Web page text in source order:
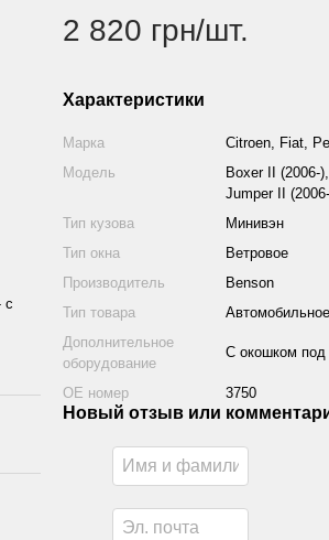
с
2 820 грн/шт.
Характеристики
Марка
Citroen, Fiat,
Модель
Boxer II (2006-
Jumper II
Тип кузова
Минивэн
Тип окна
Ветровое
Производитель
Benson
Тип товара
Дополнительное
оборудование
С окошком под
ОЕ номер 3750
Новый отзыв или